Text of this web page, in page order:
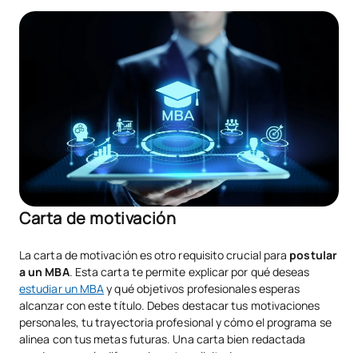
Carta de motivación
La carta de motivación es otro requisito crucial para postular
a un MBA. Esta carta te permite explicar por qué deseas
estudiar un MBA y qué objetivos profesionales esperas
alcanzar con este título. Debes destacar tus motivaciones
personales, tu trayectoria profesional y cómo el programa se
alinea con tus metas futuras. Una carta bien redactada